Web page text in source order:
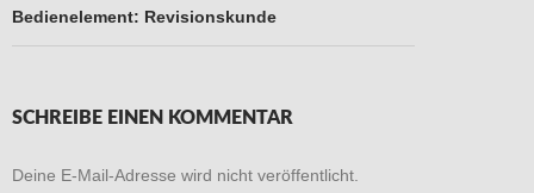
Bedienelement: Revisionskunde
SCHREIBE EINEN KOMMENTAR
Deine E-Mail-Adresse wird nicht veröffentlicht.